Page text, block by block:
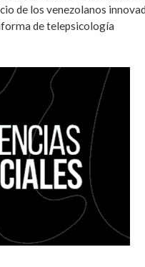
de los venezolanos
de telepsicología